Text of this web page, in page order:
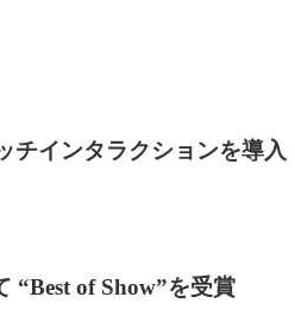
チインタラクションを導入
“Best of Show”を受賞